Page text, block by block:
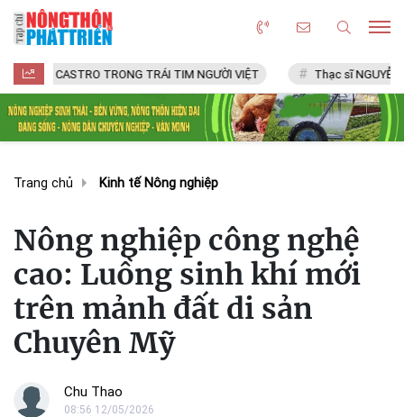
TRONG TRÁI TIM NGƯỜI VIỆT Thạc sĩ NGUYỄN VĂN CHÍ
Trang chủ Kinh tế Nông nghiệp
Nông nghiệp công nghệ
cao: Luồng sinh khí mới
trên mảnh đất di sản
Chuyên Mỹ
Chu Thao
08:56 12/05/2026